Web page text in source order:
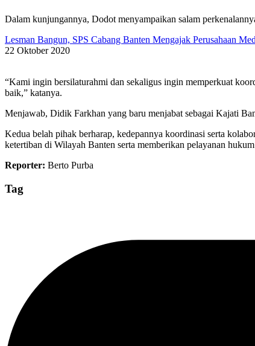
Dalam kunjungannya, Dodot menyampaikan salam
Lesman Bangun, SPS Cabang Banten Mengajak Perusahaan
22 Oktober 2020
“Kami ingin bersilaturahmi dan sekaligus ingin memperkuat
baik,” katanya.
Menjawab, Didik Farkhan yang baru menjabat sebagai Kajati
Kedua belah pihak berharap, kedepannya koordinasi serta
ketertiban di Wilayah Banten serta memberikan pelayanan
Reporter: Berto Purba
Tag